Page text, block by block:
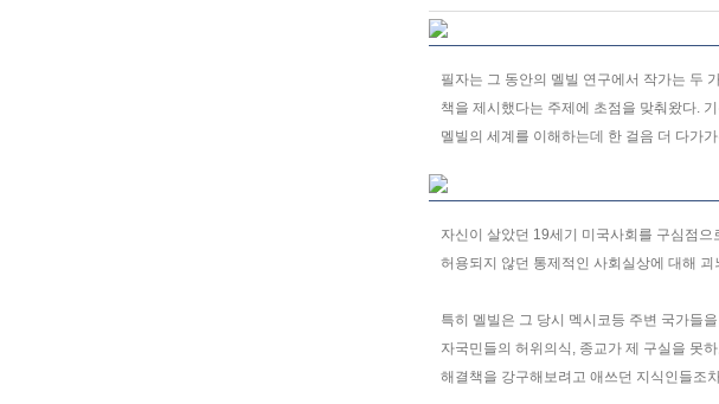
RightLeft
필자는 그 동안의 멜빌 연구에서 작가는 두
책을 제시했다는 주제에 초점을 맞춰왔다.
멜빌의 세계를 이해하는데 한 걸음 더 다가
자신이 살았던 19세기 미국사회를 구심점
허용되지 않던 통제적인 사회실상에 대해
특히 멜빌은 그 당시 멕시코등 주변 국가들
자국민들의 허위의식, 종교가 제 구실을 못
해결책을 강구해보려고 애쓰던 지식인들조